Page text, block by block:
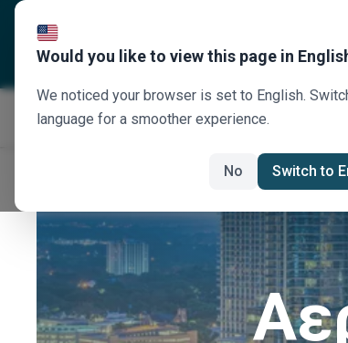
Σχετικά με εμάς
Would you like to view this page in
We noticed your browser is set to English.
language for a smoother experience.
No Switch to